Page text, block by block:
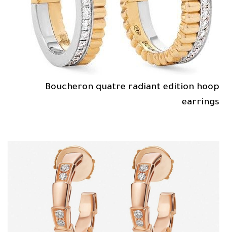
Boucheron quatre radiant edition hoop
earrings